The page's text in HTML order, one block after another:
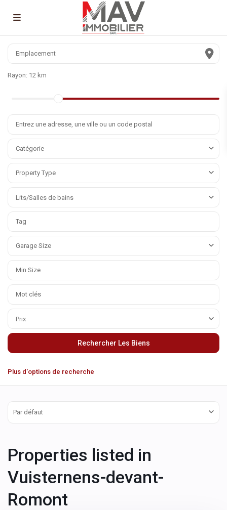
Rayon: 12 km
Catégorie
Property Type
Lits/Salles de bains
Garage Size
Prix
Plus d'options de recherche
Par défaut
Properties listed in
Vuisternens-devant-
Romont
Fribourg ,
devant-